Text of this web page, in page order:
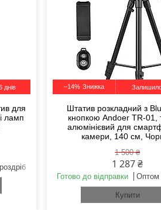
днів
для
ламп
–14%
Штатив розкладний з
кнопкою Andoer TR-01,
алюмінієвий для
камери, 140 см,
1 500 ₴
1 287 ₴
Готово до відправки Оптом
Купити